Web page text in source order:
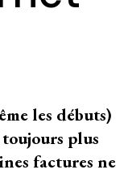
les débuts)
plus
factures ne